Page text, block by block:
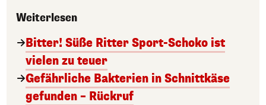
Weiterlesen
Bitter! Süße Ritter Sport-Schoko ist
vielen zu teuer
Gefährliche Bakterien in Schnittkäse
gefunden – Rückruf